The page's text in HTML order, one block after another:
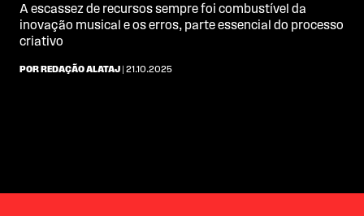
A escassez de recursos sempre foi combustível da
inovação musical e os erros, parte essencial do processo
criativo
POR REDAÇÃO ALATAJ | 21.10.2025